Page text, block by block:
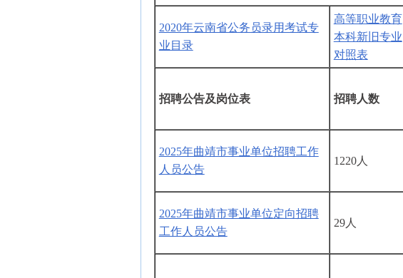
2020年云南省公务员录用考试专
业目录
高等职业教育
本科新旧专业
对照表
招聘公告及岗位表 招聘人数
2025年曲靖市事业单位招聘工作
人员公告
1220人
2025年曲靖市事业单位定向招聘
工作人员公告
29人